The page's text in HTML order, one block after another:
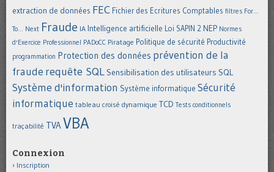
extraction de données FEC Fichier des Ecritures Comptables filtres For...
To... Next Fraude IA Intelligence artificielle Loi SAPIN 2 NEP Normes
d'Exercice Professionnel PADoCC Piratage Politique de sécurité Productivité
programmation Protection des données prévention de la
fraude requête SQL Sensibilisation des utilisateurs SQL
Système d'information Système informatique Sécurité
informatique tableau croisé dynamique TCD Tests conditionnels
traçabilité TVAVBA
Connexion
Inscription